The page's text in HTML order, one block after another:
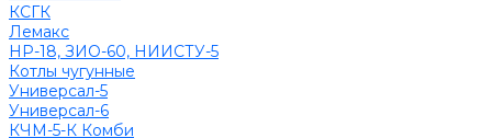
КСГК
Лемакс
НР-18, ЗИО-60, НИИСТУ-5
Котлы чугунные
Универсал-5
Универсал-6
КЧМ-5-К Комби